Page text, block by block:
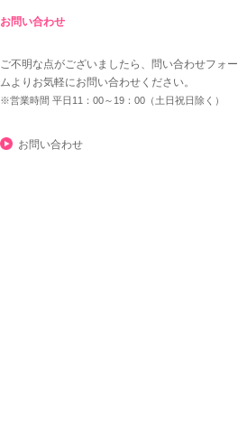
お問い合わせ
ご不明な点がございましたら、問い合わせフォー
ムよりお気軽にお問い合わせください。
※営業時間 平日11：00～19：00（土日祝日除く）
お問い合わせ